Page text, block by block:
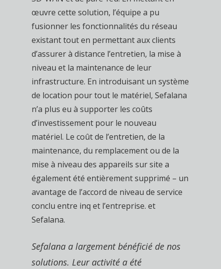
œuvre cette solution, l’équipe a pu
fusionner les fonctionnalités du réseau
existant tout en permettant aux clients
d’assurer à distance l’entretien, la mise à
niveau et la maintenance de leur
infrastructure. En introduisant un système
de location pour tout le matériel, Sefalana
n’a plus eu à supporter les coûts
d’investissement pour le nouveau
matériel. Le coût de l’entretien, de la
maintenance, du remplacement ou de la
mise à niveau des appareils sur site a
également été entièrement supprimé – un
avantage de l’accord de niveau de service
conclu entre inq et l’entreprise. et
Sefalana.
Sefalana a largement bénéficié de nos
solutions. Leur activité a été